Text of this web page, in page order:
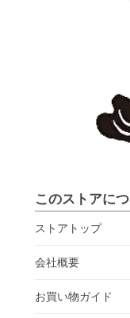
このストアに
ストアトップ
会社概要
お買い物ガイド